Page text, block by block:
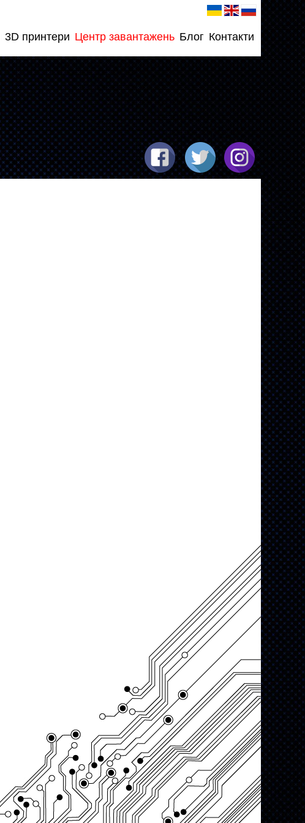
3D принтери Центр завантажень Блог Контакти